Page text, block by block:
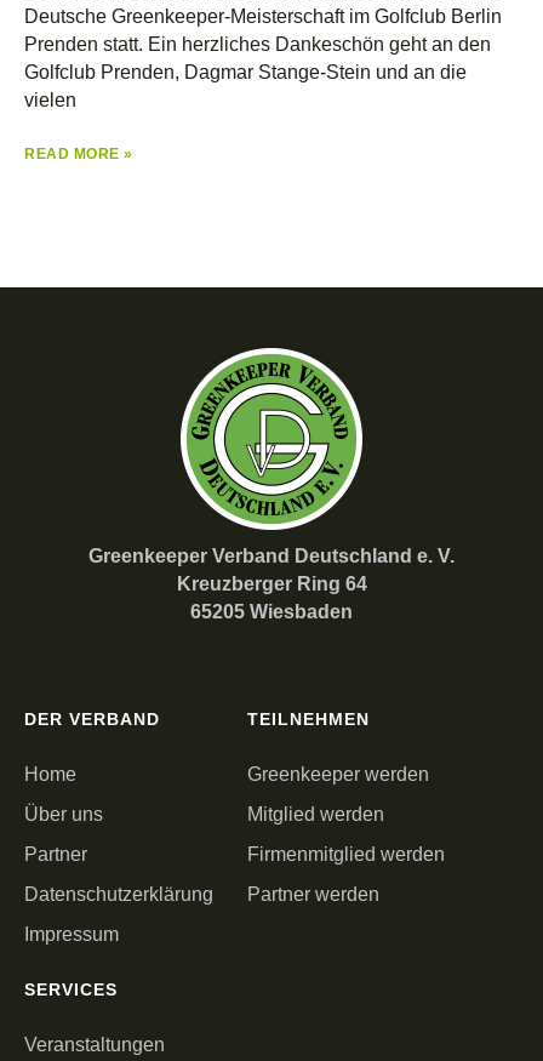
Deutsche Greenkeeper-Meisterschaft im Golfclub Berlin
Prenden statt. Ein herzliches Dankeschön geht an den
Golfclub Prenden, Dagmar Stange-Stein und an die
vielen
READ MORE »
Greenkeeper Verband Deutschland e. V.
Kreuzberger Ring 64
65205 Wiesbaden
DER VERBAND
Home
Über uns
Partner
Datenschutzerklärung
Impressum
TEILNEHMEN
Greenkeeper werden
Mitglied werden
Firmenmitglied werden
Partner werden
SERVICES
Veranstaltungen